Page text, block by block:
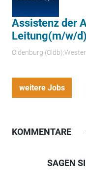
Assistenz der
Leitung(m/w/
Oldenburg
weitere Jobs
KOMMENTARE
SAGEN